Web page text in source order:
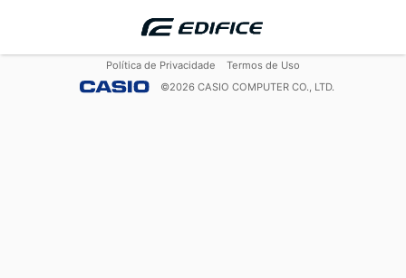
Política de Privacidade
Termos de Uso
©2026 CASIO COMPUTER CO., LTD.